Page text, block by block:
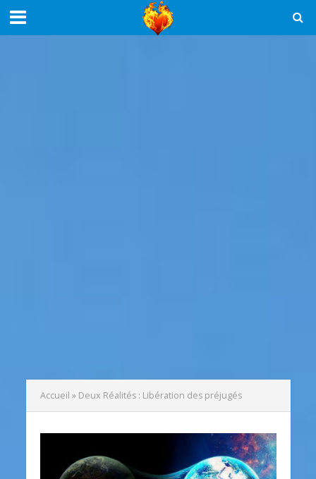
Accueil » Deux Réalités : Libération des préjugés